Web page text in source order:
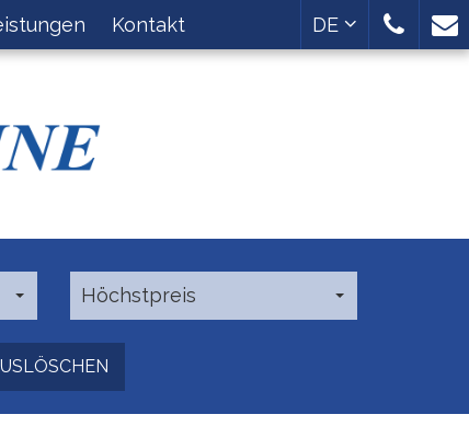
Kontakt DE
Höchstpreis